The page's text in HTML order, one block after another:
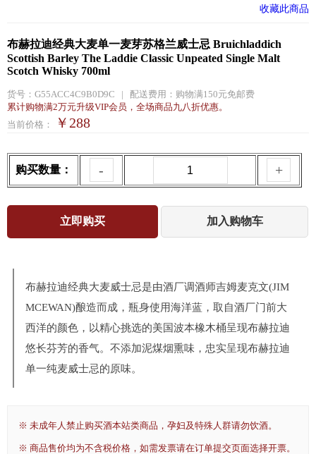
收藏此商品
布赫拉迪经典大麦单一麦芽苏格兰威士忌 Bruichladdich
Scottish Barley The Laddie Classic Unpeated Single Malt
Scotch Whisky 700ml
货号： G55ACC4C9B0D9C | 配送费用： 购物满150元免邮费
累计购物满2万元升级VIP会员，全场商品九八折优惠。
当前价格：
￥288
购买数量： - +
布赫拉迪经典大麦威士忌是由酒厂调酒师吉姆麦克文(JIM
MCEWAN)酿造而成，瓶身使用海洋蓝，取自酒厂门前大
西洋的颜色，以精心挑选的美国波本橡木桶呈现布赫拉迪
悠长芬芳的香气。不添加泥煤烟熏味，忠实呈现布赫拉迪
单一纯麦威士忌的原味。
※ 未成年人禁止购买酒本站类商品，孕妇及特殊人群请勿饮酒。
※ 商品售价均为不含税价格，如需发票请在订单提交页面选择开票。